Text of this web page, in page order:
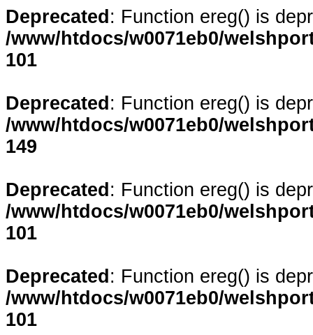
Deprecated : Function ereg() is
/www/htdocs/w0071eb0/
101
Deprecated : Function ereg() is
/www/htdocs/w0071eb0/
149
Deprecated : Function ereg() is
/www/htdocs/w0071eb0/
101
Deprecated : Function ereg() is
/www/htdocs/w0071eb0/
101